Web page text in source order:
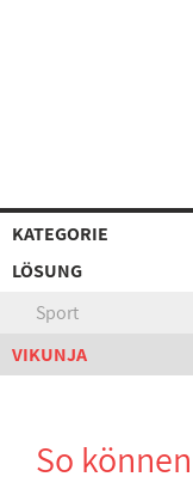
KATEGORIE
LÖSUNG
Sport
VIKUNJA
So